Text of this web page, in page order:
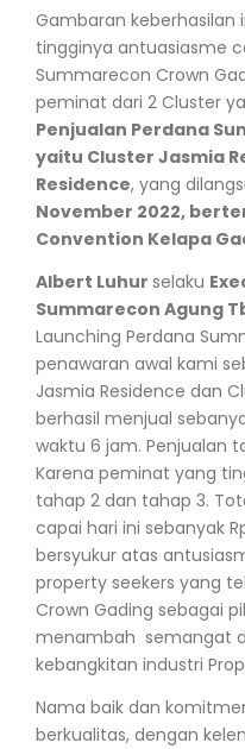
Gambaran
tingginya antuasiasme
Summarecon Crown
peminat dari 2 Cluster
Penjualan Perdana
yaitu Cluster Jasmia
Residence, yang
November 2022,
Convention Kelapa
Albert Luhur selaku
Summarecon Agung
Launching Perdana
penawaran awal kami
Jasmia Residence dan
berhasil menjual
waktu 6 jam. Penjualan
Karena peminat yang
tahap 2 dan tahap 3.
capai hari ini sebanyak
bersyukur atas
property seekers yang
Crown Gading sebagai
menambah semangat
kebangkitan industri
Nama baik dan
berkualitas, dengan